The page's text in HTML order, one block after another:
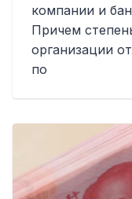
компании и
Причем
организации
по